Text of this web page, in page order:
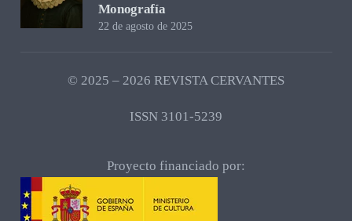
Monografía
22 de agosto de 2025
© 2025 – 2026 REVISTA CERVANTES
ISSN 3101-5239
Proyecto financiado por: